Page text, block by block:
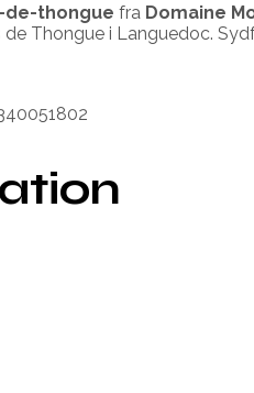
de-thongue fra Domaine
Thongue i Languedoc.